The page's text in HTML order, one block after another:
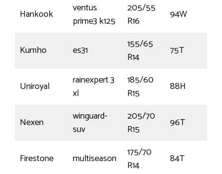
Hankook
ventus
prime3 k125
205/55
R16
94W
Kumho es31
155/65
R14
75T
Uniroyal
rainexpert 3
xl
185/60
R15
88H
Nexen
winguard-
suv
205/70
R15
96T
Firestone multiseason
175/70
R14
84T